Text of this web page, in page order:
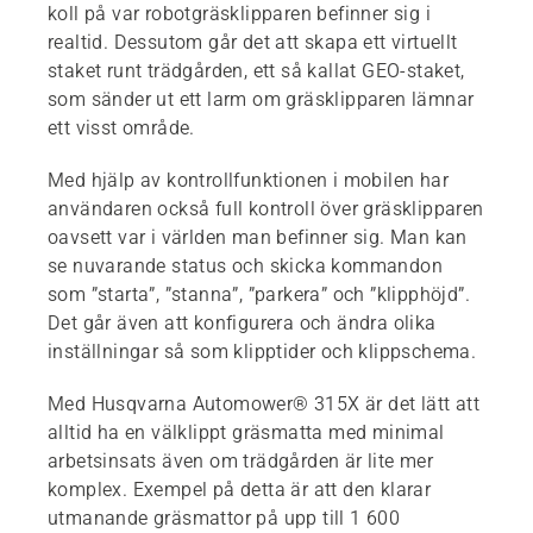
koll på var robotgräsklipparen befinner sig i
realtid. Dessutom går det att skapa ett virtuellt
staket runt trädgården, ett så kallat GEO-staket,
som sänder ut ett larm om gräsklipparen lämnar
ett visst område.
Med hjälp av kontrollfunktionen i mobilen har
användaren också full kontroll över gräsklipparen
oavsett var i världen man befinner sig. Man kan
se nuvarande status och skicka kommandon
som ”starta”, ”stanna”, ”parkera” och ”klipphöjd”.
Det går även att konfigurera och ändra olika
inställningar så som klipptider och klippschema.
Med Husqvarna Automower® 315X är det lätt att
alltid ha en välklippt gräsmatta med minimal
arbetsinsats även om trädgården är lite mer
komplex. Exempel på detta är att den klarar
utmanande gräsmattor på upp till 1 600